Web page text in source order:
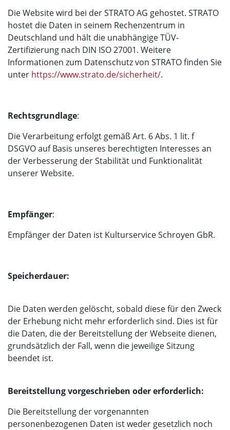
Die Website wird bei der STRATO AG gehostet. STRATO
hostet die Daten in seinem Rechenzentrum in
Deutschland und hält die unabhängige TÜV-
Zertifizierung nach DIN ISO 27001. Weitere
Informationen zum Datenschutz von STRATO finden Sie
unter https://www.strato.de/sicherheit/.
Rechtsgrundlage:
Die Verarbeitung erfolgt gemäß Art. 6 Abs. 1 lit. f
DSGVO auf Basis unseres berechtigten Interesses an
der Verbesserung der Stabilität und Funktionalität
unserer Website.
Empfänger:
Empfänger der Daten ist Kulturservice Schroyen GbR.
Speicherdauer:
Die Daten werden gelöscht, sobald diese für den Zweck
der Erhebung nicht mehr erforderlich sind. Dies ist für
die Daten, die der Bereitstellung der Webseite dienen,
grundsätzlich der Fall, wenn die jeweilige Sitzung
beendet ist.
Bereitstellung vorgeschrieben oder erforderlich:
Die Bereitstellung der vorgenannten
personenbezogenen Daten ist weder gesetzlich noch